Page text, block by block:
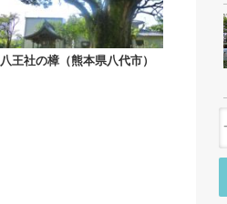
八王社の樟（熊本県八代市）